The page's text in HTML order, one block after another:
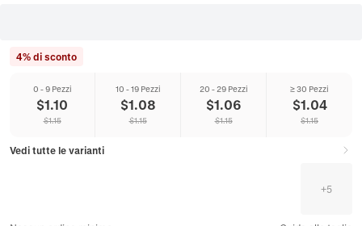
4% di sconto
0 - 9 Pezzi
$1.10
$1.15
10 - 19 Pezzi
$1.08
$1.15
20 - 29 Pezzi
$1.06
$1.15
≥ 30 Pezzi
$1.04
$1.15
Vedi tutte le varianti
+5